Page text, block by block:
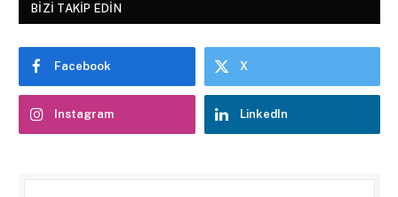
BIZI TAKIP EDIN
Facebook X
Instagram LinkedIn